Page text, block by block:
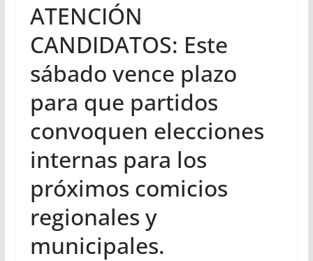
ATENCIÓN
CANDIDATOS: Este
sábado vence plazo
para que partidos
convoquen elecciones
internas para los
próximos comicios
regionales y
municipales.